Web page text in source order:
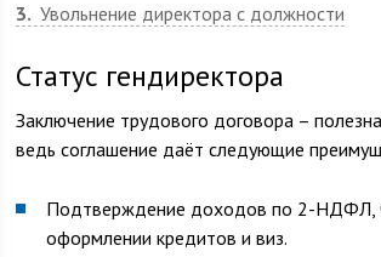
3 Увольнение директора с должности
Статус гендиректора
Заключение трудового договора –
ведь соглашение даёт следующие
Подтверждение доходов по 2-НДФЛ,
оформлении кредитов и виз.